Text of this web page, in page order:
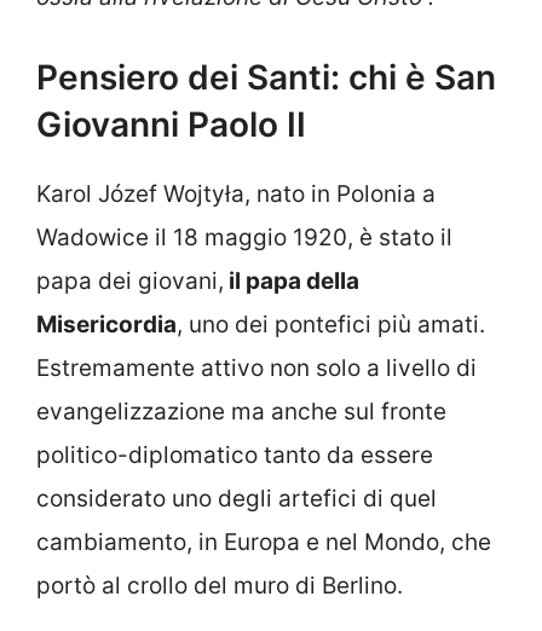
Pensiero dei Santi: chi è San
Giovanni Paolo II
Karol Józef Wojtyła, nato in Polonia a
Wadowice il 18 maggio 1920, è stato il
papa dei giovani, il papa della
Misericordia, uno dei pontefici più amati.
Estremamente attivo non solo a livello di
evangelizzazione ma anche sul fronte
politico-diplomatico tanto da essere
considerato uno degli artefici di quel
cambiamento, in Europa e nel Mondo, che
portò al crollo del muro di Berlino.